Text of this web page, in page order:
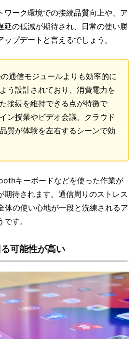
ワーク環境での接続品質向上や、ア
延の低減が期待され、日常の使い勝
プデートと言えるでしょう。
通信モジュールよりも効率的に
う設計されており、消費電力を
接続を維持できる点が特徴で
ン授業やビデオ会議、クラウド
質が体験を左右するシーンで効
キーボードなどを使った作業が
期待されます。通信周りのストレス
体の使い心地が一段と洗練されるア
す。
可能性が高い